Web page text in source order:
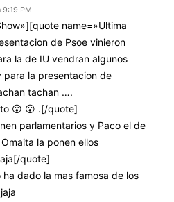
9:19 PM
name=»Ultima
de Psoe vinieron
la de IU vendran algunos
para la presentacion de
tachan ….
😮 😮 .[/quote]
parlamentarios y Paco el de
la ponen ellos
quote]
ha dado la mas famosa de los